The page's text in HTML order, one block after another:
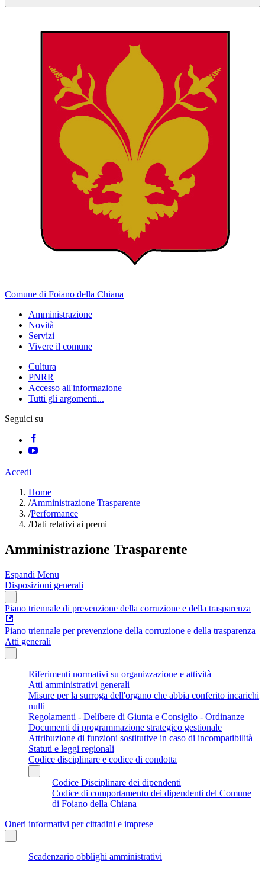
Comune di Foiano della Chiana
Amministrazione
Novità
Servizi
Vivere il comune
Cultura
PNRR
Accesso all'informazione
Tutti gli argomenti...
Seguici su
Accedi
Home
/Amministrazione Trasparente
/Performance
/Dati relativi ai premi
Amministrazione Trasparente
Espandi Menu
Disposizioni generali
Piano triennale di prevenzione della corruzione e della trasparenza
Piano triennale per prevenzione della corruzione e della trasparenza
Atti generali
Riferimenti normativi su organizzazione e attività
Atti amministrativi generali
Misure per la surroga dell'organo che abbia conferito incarichi
nulli
Regolamenti - Delibere di Giunta e Consiglio - Ordinanze
Documenti di programmazione strategico gestionale
Attribuzione di funzioni sostitutive in caso di incompatibilità
Statuti e leggi regionali
Codice disciplinare e codice di condotta
Codice Disciplinare dei dipendenti
Codice di comportamento dei dipendenti del Comune
di Foiano della Chiana
Oneri informativi per cittadini e imprese
Scadenzario obblighi amministrativi